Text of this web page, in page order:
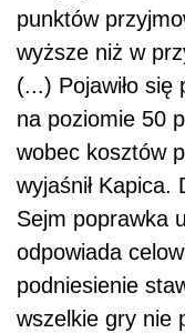
punktów
wyższe niż w
(...) Pojawiło
na poziomie 50
wobec kosztów
wyjaśnił Kapica.
Sejm poprawka
odpowiada
podniesienie
wszelkie gry nie